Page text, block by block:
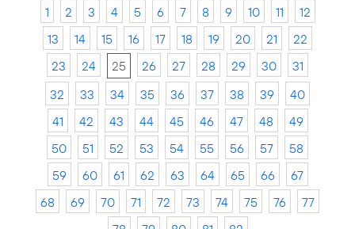
1 2 3 4 5 6 7 8 9 10 11
12
13
14 15 16 17 18 19 20 21
22
23
24 25 26 27 28 29 30
31
32
33 34 35 36 37 38 39
40
41
42 43 44 45 46 47 48
49
50
51 52 53 54 55 56 57
58
59
60 61 62 63 64 65 66
67
68
69 70 71 72 73 74 75 76
77